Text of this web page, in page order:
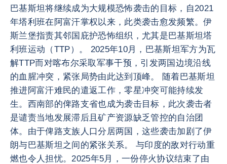
巴基斯坦将继续成为大规模恐怖袭击的目标，自2021
年塔利班在阿富汗掌权以来，此类袭击愈发频繁。伊
斯兰堡指责其邻国庇护恐怖组织，尤其是巴基斯坦塔
利班运动（TTP）。 2025年10月，巴基斯坦军方为瓦
解TTP而对喀布尔采取军事干预，引发两国边境沿线
的血腥冲突，紧张局势由此达到顶峰。 随着巴基斯坦
推进阿富汗难民的遣返工作，零星冲突可能持续发
生。西南部的俾路支省也成为袭击目标，此次袭击者
是谴责当地发展滞后且矿产资源缺乏管控的自治团
体。由于俾路支族人口分居两国，这些袭击加剧了伊
朗与巴基斯坦之间的紧张关系。 与印度的敌对行动重
燃也令人担忧。2025年5月，一份停火协议结束了由